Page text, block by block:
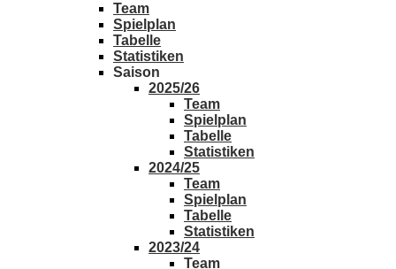
Team
Spielplan
Tabelle
Statistiken
Saison
2025/26
Team
Spielplan
Tabelle
Statistiken
2024/25
Team
Spielplan
Tabelle
Statistiken
2023/24
Team